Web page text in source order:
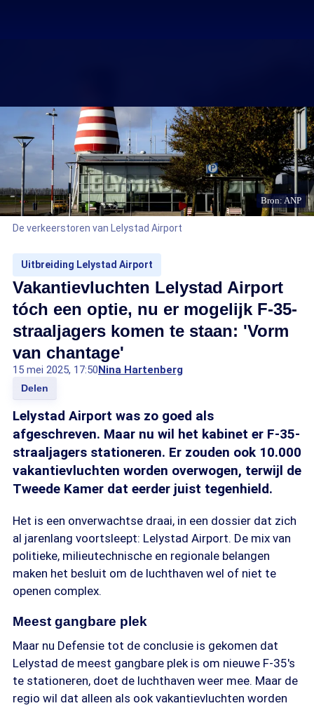
Bron: ANP
De verkeerstoren van Lelystad Airport
Uitbreiding Lelystad Airport
Vakantievluchten Lelystad Airport
tóch een optie, nu er mogelijk F-35-
straaljagers komen te staan: 'Vorm
van chantage'
15 mei 2025, 17:50Nina Hartenberg
Delen
Lelystad Airport was zo goed als
afgeschreven. Maar nu wil het kabinet er F-35-
straaljagers stationeren. Er zouden ook 10.000
vakantievluchten worden overwogen, terwijl de
Tweede Kamer dat eerder juist tegenhield.
Het is een onverwachtse draai, in een dossier dat zich
al jarenlang voortsleept: Lelystad Airport. De mix van
politieke, milieutechnische en regionale belangen
maken het besluit om de luchthaven wel of niet te
openen complex.
Meest gangbare plek
Maar nu Defensie tot de conclusie is gekomen dat
Lelystad de meest gangbare plek is om nieuwe F-35's
te stationeren, doet de luchthaven weer mee. Maar de
regio wil dat alleen als ook vakantievluchten worden